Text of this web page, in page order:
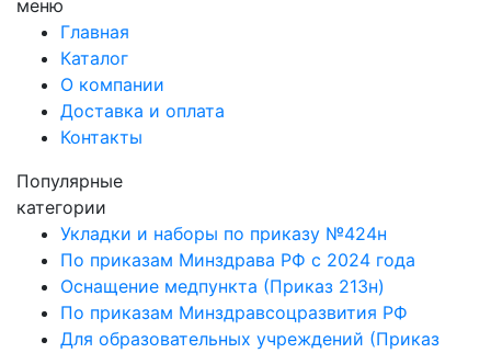
меню
Главная
Каталог
О компании
Доставка и оплата
Контакты
Популярные
категории
Укладки и наборы по приказу №424н
По приказам Минздрава РФ с 2024 года
Оснащение медпункта (Приказ 213н)
По приказам Минздравсоцразвития РФ
Для образовательных учреждений (Приказ